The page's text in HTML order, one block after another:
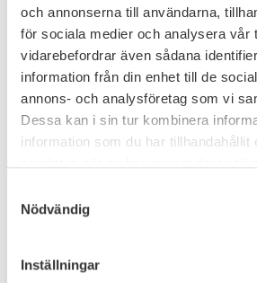
och annonserna till användarna,
för sociala medier och analysera vår
vidarebefordrar även sådana
information från din enhet till de
annons- och analysföretag som vi
Dessa kan i sin tur kombinera
information som du har tillhandahållit
Nödvändig
Inställningar
NYHETSARKIV
Ledare i Universitetsläraren